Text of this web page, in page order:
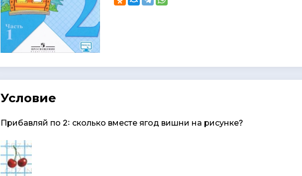
Условие
Прибавляй по 2: сколько вместе ягод вишни на рисунке?